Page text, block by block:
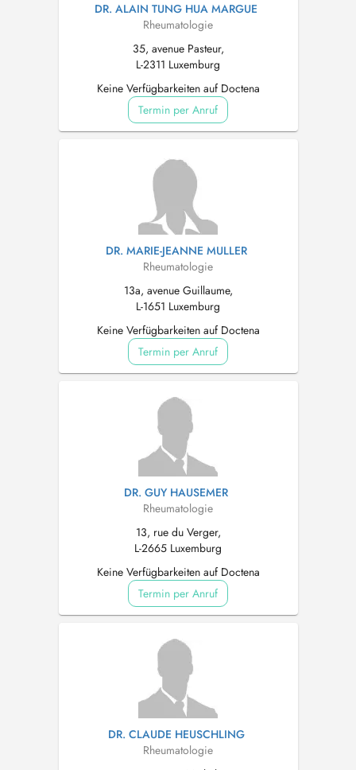
DR. ALAIN TUNG HUA MARGUE
Rheumatologie
35, avenue Pasteur,
L-2311 Luxemburg
Keine Verfügbarkeiten auf Doctena
Termin per Anruf
DR. MARIE-JEANNE MULLER
Rheumatologie
13a, avenue Guillaume,
L-1651 Luxemburg
Keine Verfügbarkeiten auf Doctena
Termin per Anruf
DR. GUY HAUSEMER
Rheumatologie
13, rue du Verger,
L-2665 Luxemburg
Keine Verfügbarkeiten auf Doctena
Termin per Anruf
DR. CLAUDE HEUSCHLING
Rheumatologie